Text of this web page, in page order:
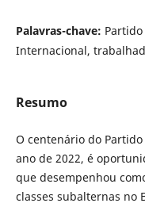
Palavras-chave:
Internacional,
Resumo
O centenário do
ano de 2022, é
que desempenhou
classes subalternas no